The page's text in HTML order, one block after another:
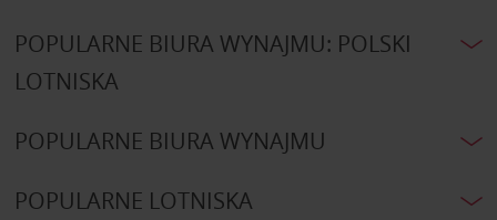
POPULARNE BIURA WYNAJMU: POLSKI
LOTNISKA
POPULARNE BIURA WYNAJMU
POPULARNE LOTNISKA